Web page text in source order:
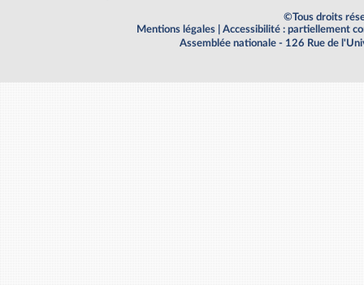
©Tous droits
Mentions légales
Accessibilité : partiellement
Assemblée nationale - 126 Rue de